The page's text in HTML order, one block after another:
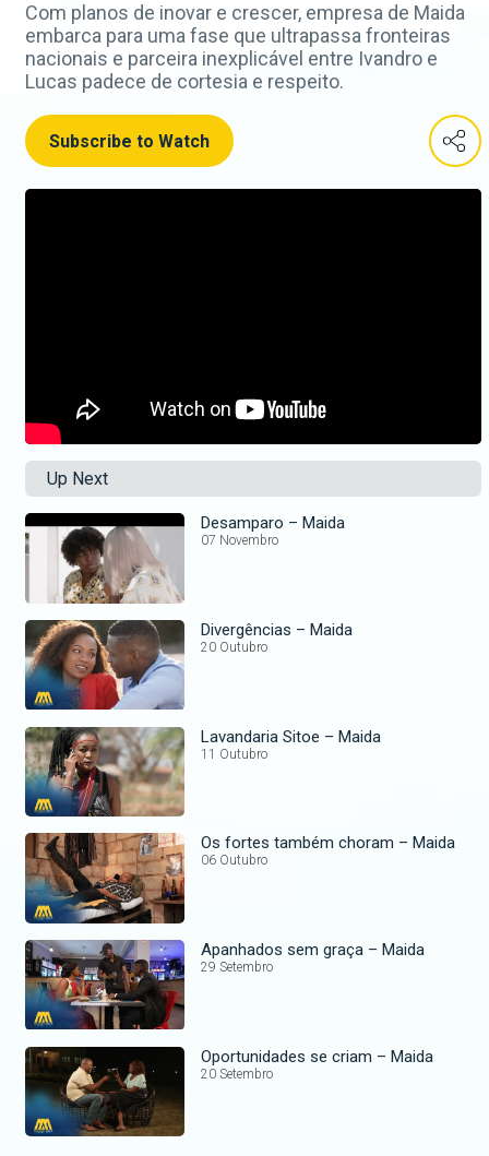
Com planos de inovar e crescer, empresa de Maida
embarca para uma fase que ultrapassa fronteiras
nacionais e parceira inexplicável entre Ivandro e
Lucas padece de cortesia e respeito.
Subscribe to Watch
Up Next
Desamparo – Maida
07 Novembro
Divergências – Maida
20 Outubro
Lavandaria Sitoe – Maida
11 Outubro
Os fortes também choram – Maida
06 Outubro
Apanhados sem graça – Maida
29 Setembro
Oportunidades se criam – Maida
20 Setembro